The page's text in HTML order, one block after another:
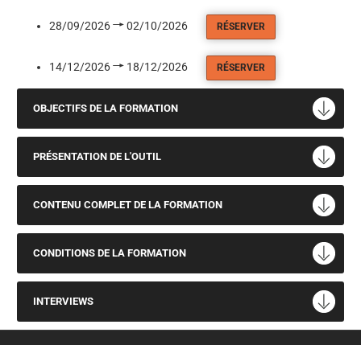
28/09/2026 02/10/2026 RÉSERVER
14/12/2026 18/12/2026 RÉSERVER
OBJECTIFS DE LA FORMATION
PRÉSENTATION DE L'OUTIL
CONTENU COMPLET DE LA FORMATION
CONDITIONS DE LA FORMATION
INTERVIEWS